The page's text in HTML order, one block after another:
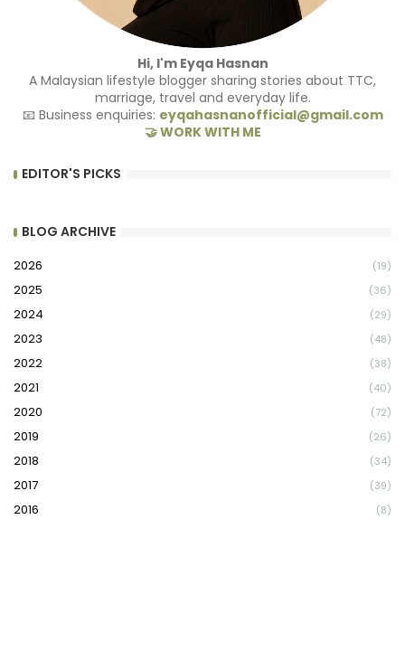
Hi, I'm Eyqa Hasnan
A Malaysian lifestyle blogger sharing stories about TTC,
marriage, travel and everyday life.
📧 Business enquiries: eyqahasnanofficial@gmail.com
🤝 WORK WITH ME
EDITOR'S PICKS
BLOG ARCHIVE
2026 (19)
2025 (36)
2024 (29)
2023 (48)
2022 (38)
2021 (40)
2020 (72)
2019 (26)
2018 (34)
2017 (39)
2016 (8)